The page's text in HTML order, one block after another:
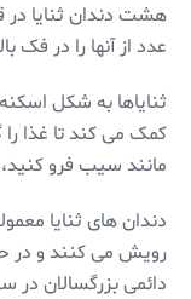
هشت دندان ثنایا در
عدد از آنها را در فک
ثنایاها به شکل
کمک می کند تا غذا را
مانند سیب فرو کنید،
دندان های ثنایا
دائمی بزرگسالان در سنین ۶ تا ۸ سالگی